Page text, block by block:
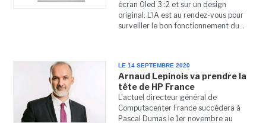
écran Oled 3 :2 et sur un design
original. L'IA est au rendez-vous pour
surveiller le bon fonctionnement du...
LE 14 SEPTEMBRE 2020
Arnaud Lepinois va prendre la
tête de HP France
L'actuel directeur général de
Computacenter France succédera à
Pascal Dumas le 1er novembre au